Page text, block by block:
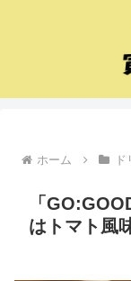
ホーム ド
「
はトマト風